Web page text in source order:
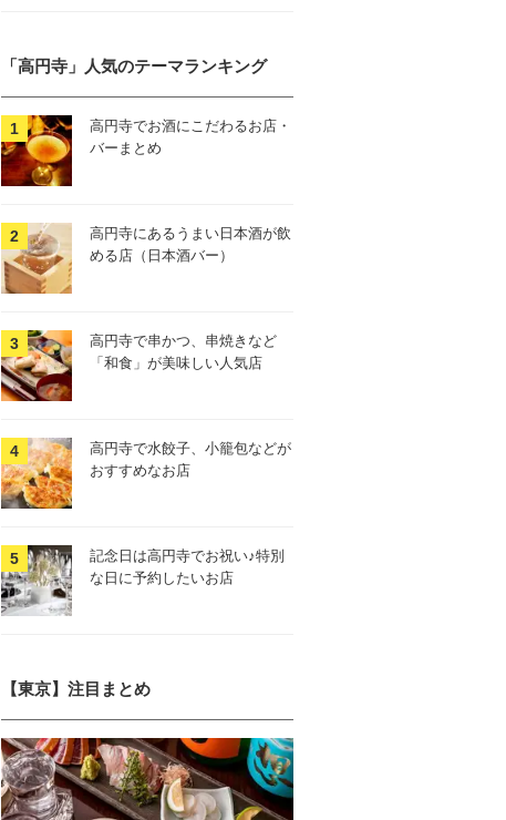
「高円寺」人気のテーマランキング
高円寺でお酒にこだわるお店・
バーまとめ
高円寺にあるうまい日本酒が飲
める店（日本酒バー）
高円寺で串かつ、串焼きなど
「和食」が美味しい人気店
高円寺で水餃子、小籠包などが
おすすめなお店
記念日は高円寺でお祝い♪特別
な日に予約したいお店
【東京】注目まとめ